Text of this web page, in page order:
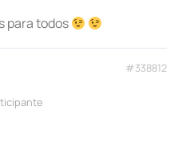
para todos
#338812